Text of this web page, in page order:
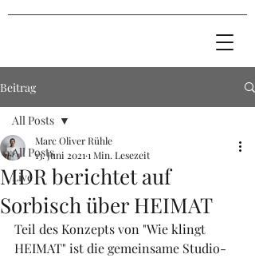
Beitrag
All Posts
Live
All Posts
MDR berichtet auf
Sorbisch über HEIMAT
Marc Oliver Rühle
13. Juni 2021 1 Min. Lesezeit
Teil des Konzepts von "Wie klingt
HEIMAT" ist die gemeinsame Studio-